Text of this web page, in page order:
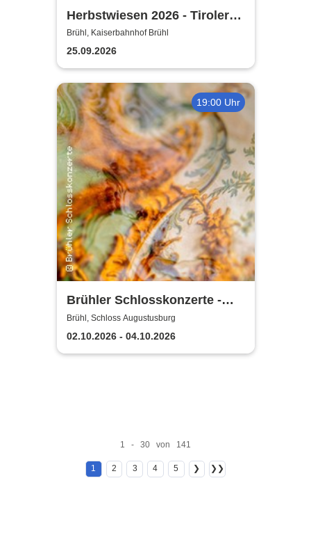
Herbstwiesen 2026 - Tiroler
Partymander live |
Kaiserbahnhof Brühl
Brühl, Kaiserbahnhof Brühl
25.09.2026
19:00 Uhr
Brühler Schlosskonzerte -
Haydn-Festival 2026
Brühl, Schloss Augustusburg
02.10.2026 - 04.10.2026
1 - 30 von 141
1 2 3 4 5 ❯ ❯❯